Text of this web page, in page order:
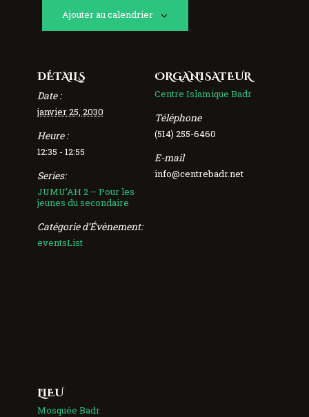
Ajouter au calendrier
DÉTAILS
Date :
janvier 25, 2030
Heure :
12:35 - 12:55
Series:
JUMU’AH 2 – Pour les
jeunes du secondaire
Catégorie d’Évènement:
eventsList
ORGANISATEUR
Centre Islamique Badr
Téléphone
(514) 255-6460
E-mail
info@centrebadr.net
LIEU
Mosquée Badr